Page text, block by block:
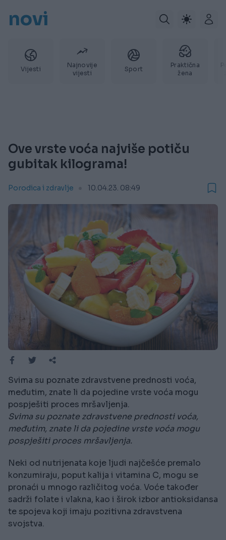
novi
Vijesti
Najnovije
vijesti
Sport
Praktična
žena
Ove vrste voća najviše potiču
gubitak kilograma!
Porodica i zdravlje 10.04.23. 08:49
Svima su poznate zdravstvene prednosti voća,
međutim, znate li da pojedine vrste voća mogu
pospješiti proces mršavljenja.
Svima su poznate zdravstvene prednosti voća,
međutim, znate li da pojedine vrste voća mogu
pospješiti proces mršavljenja.
Neki od nutrijenata koje ljudi najčešće premalo
konzumiraju, poput kalija i vitamina C, mogu se
pronaći u mnogo različitog voća. Voće također
sadrži folate i vlakna, kao i širok izbor antioksidansa
te spojeva koji imaju pozitivna zdravstvena
svojstva.